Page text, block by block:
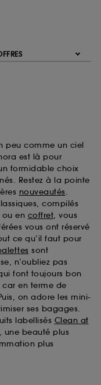
peu comme un ciel
est là pour
formidable choix
Restez à la pointe
nouveautés.
compilés
ou en coffret, vous
vous ont réservé
ce qu’il faut pour
sont
n’oubliez pas
font toujours bon
car en terme de
on adore les mini-
ses bagages.
labellisés Clean at
une beauté plus
plus